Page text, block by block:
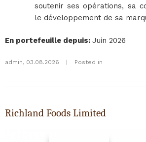
soutenir ses opérations, sa
le développement de sa
En portefeuille depuis: Juin 2026
admin, 03.08.2026 Posted in
Richland Foods Limited